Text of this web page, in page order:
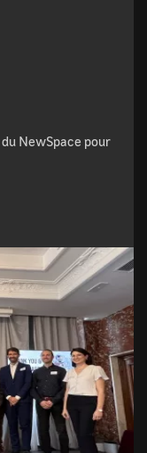
NewSpace pour